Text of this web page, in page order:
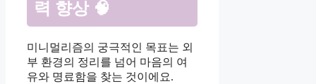
력 향상 🧠
미니멀리즘의 궁극적인 목표는 외
부 환경의 정리를 넘어 마음의 여
유와 명료함을 찾는 것이에요.